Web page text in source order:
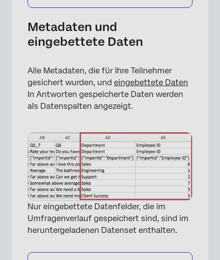
Metadaten und
eingebettete Daten
Alle Metadaten, die für Ihre Teilnehmer
gesichert wurden, und eingebettete Daten
In Antworten gespeicherte Daten werden
als Datenspalten angezeigt.
Nur eingebettete Datenfelder, die im
Umfragenverlauf gespeichert sind, sind im
heruntergeladenen Datenset enthalten.